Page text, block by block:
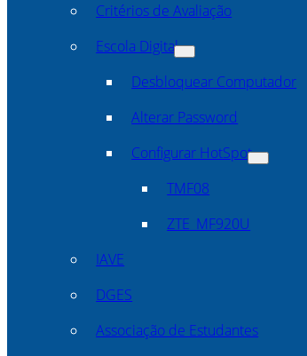
Critérios de Avaliação
Escola Digital
Desbloquear Computador
Alterar Password
Configurar HotSpot
TMF08
ZTE_MF920U
IAVE
DGES
Associação de Estudantes